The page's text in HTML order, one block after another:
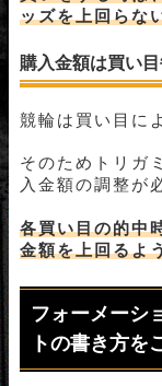
ッズを上回らな
購入金額は買い
競輪は買い目に
そのためトリガ
入金額の調整が
各買い目の的中
金額を上回るよ
フォーメーシ
トの書き方を